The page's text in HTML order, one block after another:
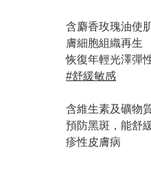
含麝香玫瑰油使
膚細胞組織再生
恢復年輕光澤彈
#舒緩敏感
含維生素及礦物
預防黑斑，能舒
疹性皮膚病